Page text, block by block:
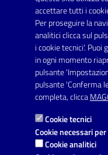
accettare tutti i
Per proseguire la
analitici clicca sul
i cookie tecnici'.
in ogni momento
pulsante
pulsante 'Conferma
completa, clicca
Cookie tecnici
Cookie necessari
Cookie analitici
SEGUICI SU
Youtube
Link utili
Informativa privacy
Dichiarazione di
Note legali